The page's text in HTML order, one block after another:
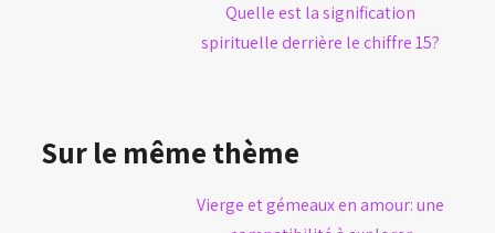
Quelle est la signification
spirituelle derrière le chiffre 15?
Sur le même thème
Vierge et gémeaux en amour: une